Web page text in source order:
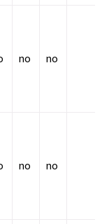
no no
no no